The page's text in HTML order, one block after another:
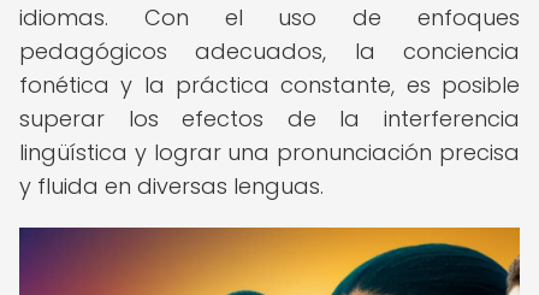
idiomas. Con el uso de enfoques
pedagógicos adecuados, la conciencia
fonética y la práctica constante, es posible
superar los efectos de la interferencia
lingüística y lograr una pronunciación precisa
y fluida en diversas lenguas.